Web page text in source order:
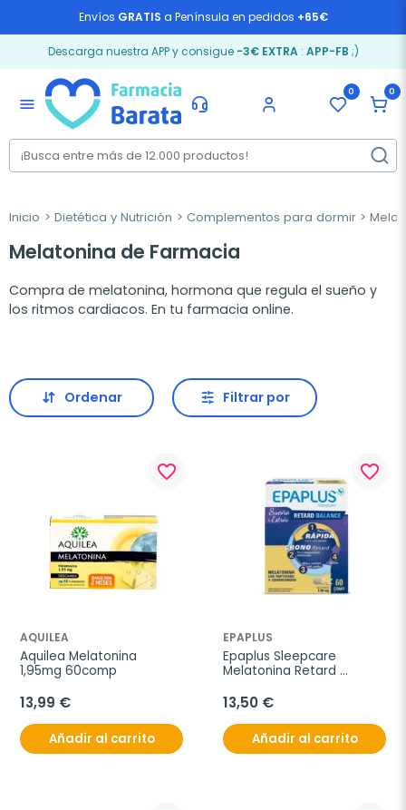
Envíos GRATIS a Península en pedidos +65€
Descarga nuestra APP y consigue -3€ EXTRA: APP-FB ;)
menu
0 0
Inicio Dietética y Nutrición Complementos para dormir
Melatonina de Farmacia
Compra de melatonina, hormona que regula el sueño y
los ritmos cardiacos. En tu farmacia online.
Ordenar Filtrar por
favorite_border
AQUILEA
Aquilea Melatonina
1,95mg 60comp
13,99 €
Añadir al carrito
favorite_border
EPAPLUS
Epaplus Sleepcare
Melatonina Retard
13,50 €
Añadir al carrito